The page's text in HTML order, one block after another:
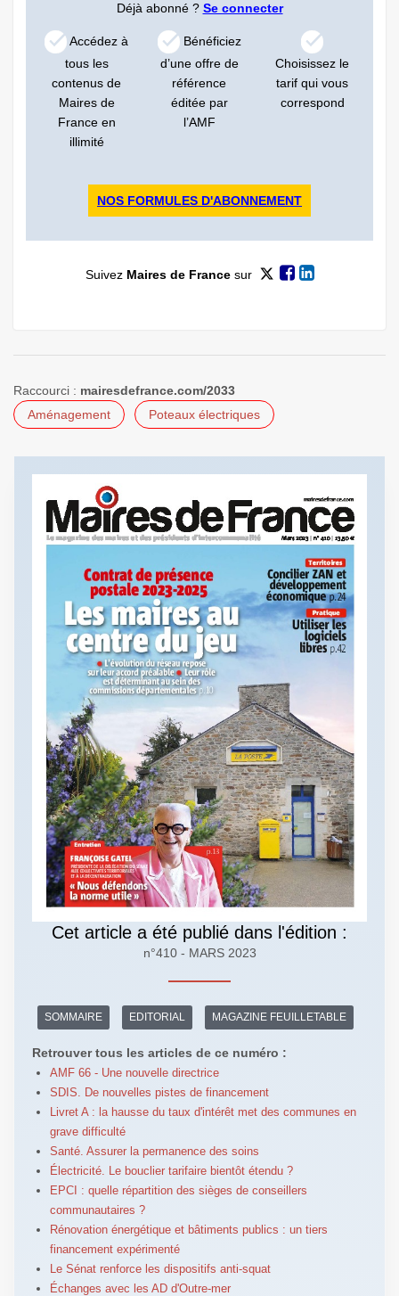
Déjà abonné ? Se connecter
Accédez à
tous les
contenus de
Maires de
France en
illimité
Bénéficiez
d’une offre de
référence
éditée par
l’AMF
Choisissez le
tarif qui vous
correspond
NOS FORMULES D'ABONNEMENT
Suivez Maires de Francesur
Raccourci : mairesdefrance.com/2033
Aménagement
Poteaux électriques
Cet article a été publié dans l'édition :
n°410 - MARS 2023
SOMMAIRE EDITORIAL MAGAZINE FEUILLETABLE
Retrouver tous les articles de ce numéro :
AMF 66 - Une nouvelle directrice
SDIS. De nouvelles pistes de financement
Livret A : la hausse du taux d'intérêt met des communes en
grave difficulté
Santé. Assurer la permanence des soins
Électricité. Le bouclier tarifaire bientôt étendu ?
EPCI : quelle répartition des sièges de conseillers
communautaires ?
Rénovation énergétique et bâtiments publics : un tiers
financement expérimenté
Le Sénat renforce les dispositifs anti-squat
Échanges avec les AD d'Outre-mer